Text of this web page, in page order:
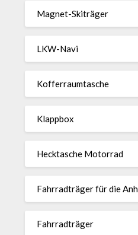
Magnet-Ski­träger
LKW-Navi
Kof­fer­raum­ta­sche
Klappbox
Heck­ta­sche Motorrad
Fahr­rad­träger für die
Fahr­rad­träger